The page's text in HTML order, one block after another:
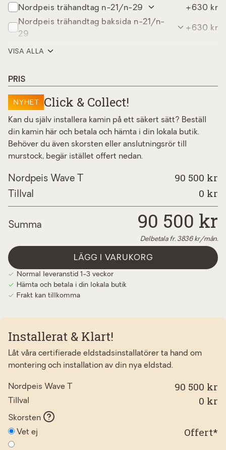
nordpeis trähandtag n-21/n-29
+630 kr
nordpeis trähandtag baksida n-21/n-
29
+630 kr
wave golvplatta klart glas
lufttilförselsett ø100mm
väggenomföring till friskluftsett
+890 kr
tilluftskanal för tilluftsskorsten n-
29p/t
+3 640 kr
nordpeis betongfärg
VISA ALLA
PRIS
NYHET Click & Collect!
Kan du själv installera kamin på ett säkert sätt? Beställ
din kamin här och betala och hämta i din lokala butik.
Behöver du även skorsten eller anslutningsrör till
murstock, begär istället offert nedan.
Nordpeis Wave T 90 500 kr
Tillval 0 kr
Summa 90 500 kr
Delbetala fr. 3836kr/mån.
Normal leveranstid 1-3 veckor
Hämta och betala i din lokala butik
Frakt kan tillkomma
LÄGG I VARUKORG
Installerat & Klart!
Låt våra certifierade eldstadsinstallatörer ta hand om
montering och installation av din nya eldstad.
Nordpeis Wave T 90 500 kr
Tillval 0 kr
Skorsten
Vet ej
Offert*